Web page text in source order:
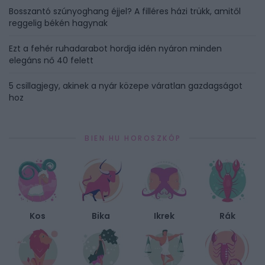
Bosszantó szúnyoghang éjjel? A filléres házi trükk, amitől
reggelig békén hagynak
Ezt a fehér ruhadarabot hordja idén nyáron minden
elegáns nő 40 felett
5 csillagjegy, akinek a nyár közepe váratlan gazdagságot
hoz
BIEN.HU HOROSZKÓP
Kos Bika Ikrek Rák